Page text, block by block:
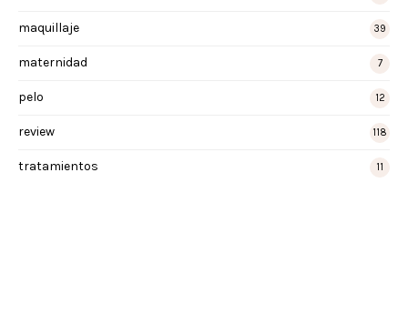
maquillaje 39
maternidad 7
pelo 12
review 118
tratamientos 11